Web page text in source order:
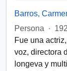
Barros,
Persona
·
Fue una
voz, directora
longeva y